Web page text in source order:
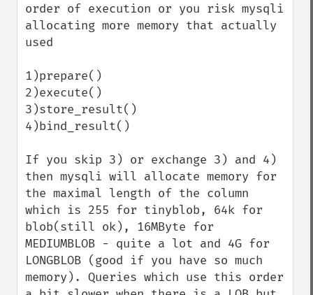
order of execution or you risk mysqli
allocating more memory that actually
used
1)prepare()
2)execute()
3)store_result()
4)bind_result()
If you skip 3) or exchange 3) and 4)
then mysqli will allocate memory for
the maximal length of the column
which is 255 for tinyblob, 64k for
blob(still ok), 16MByte for
MEDIUMBLOB - quite a lot and 4G for
LONGBLOB (good if you have so much
memory). Queries which use this order